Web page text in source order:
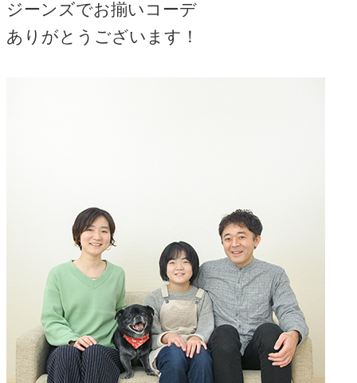
ジーンズでお揃いコーデ
ありがとうございます！